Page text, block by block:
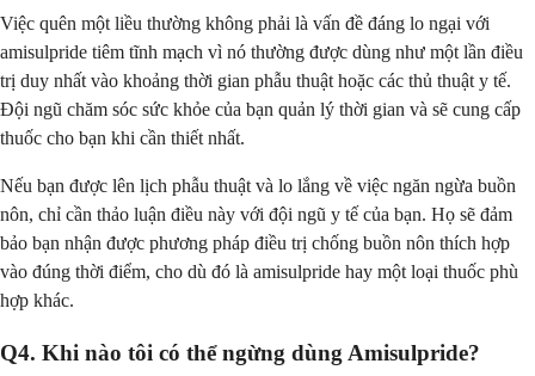
Việc quên một liều thường không phải là vấn đề đáng lo ngại với
amisulpride tiêm tĩnh mạch vì nó thường được dùng như một lần điều
trị duy nhất vào khoảng thời gian phẫu thuật hoặc các thủ thuật y tế.
Đội ngũ chăm sóc sức khỏe của bạn quản lý thời gian và sẽ cung cấp
thuốc cho bạn khi cần thiết nhất.
Nếu bạn được lên lịch phẫu thuật và lo lắng về việc ngăn ngừa buồn
nôn, chỉ cần thảo luận điều này với đội ngũ y tế của bạn. Họ sẽ đảm
bảo bạn nhận được phương pháp điều trị chống buồn nôn thích hợp
vào đúng thời điểm, cho dù đó là amisulpride hay một loại thuốc phù
hợp khác.
Q4. Khi nào tôi có thể ngừng dùng Amisulpride?